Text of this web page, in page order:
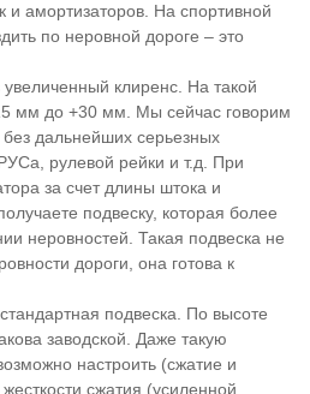
и амортизаторов. На спортивной
по неровной дороге – это
увеличенный клиренс. На такой
мм до +30 мм. Мы сейчас говорим
дальнейших серьезных
рулевой рейки и т.д. При
за счет длины штока и
подвеску, которая более
неровностей. Такая подвеска не
дороги, она готова к
подвеска. По высоте
заводской. Даже такую
настроить (сжатие и
сжатия (усиленной